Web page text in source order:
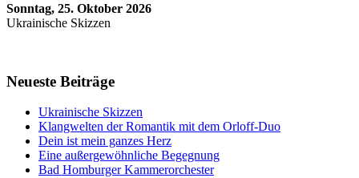
Sonntag, 25. Oktober 2026
Ukrainische Skizzen
Neueste Beiträge
Ukrainische Skizzen
Klangwelten der Romantik mit dem Orloff-Duo
Dein ist mein ganzes Herz
Eine außergewöhnliche Begegnung
Bad Homburger Kammerorchester